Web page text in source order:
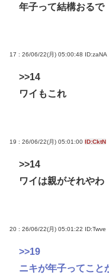
年子って結構おるで
17 : 26/06/22(月) 05:00:48 ID:zaNA
>>14
ワイもこれ
19 : 26/06/22(月) 05:01:00 ID:CktN
>>14
ワイは親がそれやわ
20 : 26/06/22(月) 05:01:22 ID:Twve
>>19
ニキが年子ってこと